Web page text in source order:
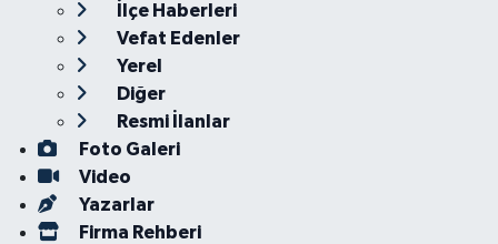
İlçe Haberleri
Vefat Edenler
Yerel
Diğer
Resmi İlanlar
Foto Galeri
Video
Yazarlar
Firma Rehberi